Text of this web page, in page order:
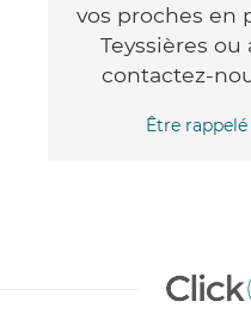
vos proches en
Teyssières
contactez-
Être